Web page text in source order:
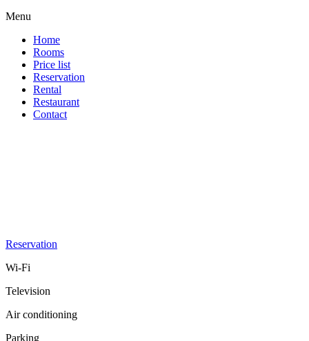
Menu
Home
Rooms
Price list
Reservation
Rental
Restaurant
Contact
Reservation
Wi-Fi
Television
Air conditioning
Parking